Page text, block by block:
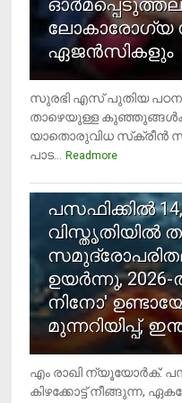
ലോകാരോഗ്യ
ഏജന്‍സികളും
സുരഭി എസ് പുതിയ
താഴെയുള്ള
യാതൊരുവിധ സ്‌ക്രീന്‍
പാട...
Readmore
പസഫിക്കില്‍
വിസ്തൃതിയില്‍
ഉയര്‍ന്നു,
നിനോ'
മുന്നറിയിപ്പ്,
എം രാഖി ന്യൂയോര്‍ക്:
കിഴക്കോട്ട് നീങ്ങുന്ന,